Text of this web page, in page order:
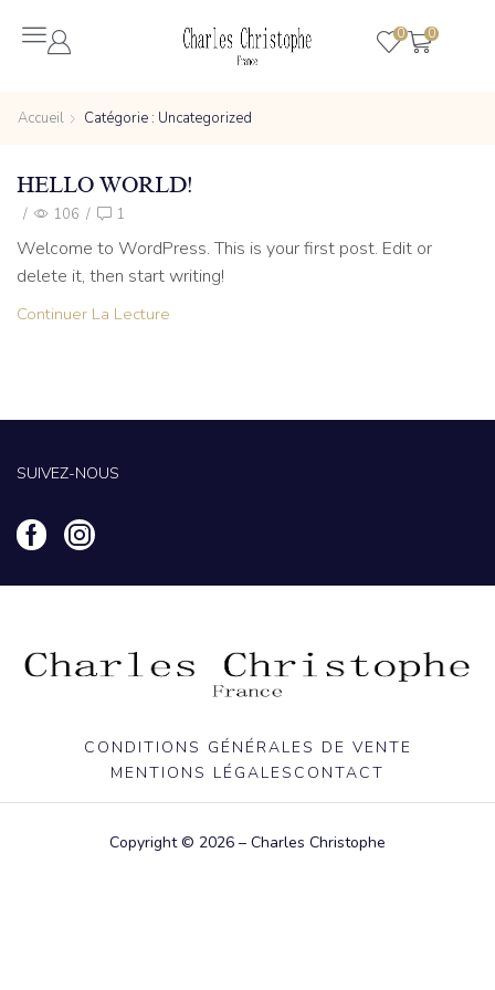
0 0
Accueil Catégorie : Uncategorized
HELLO WORLD!
/ 106 / 1
Welcome to WordPress. This is your first post. Edit or
delete it, then start writing!
Continuer La Lecture
SUIVEZ-NOUS
CONDITIONS GÉNÉRALES DE VENTE
MENTIONS LÉGALES CONTACT
Copyright © 2026 – Charles Christophe